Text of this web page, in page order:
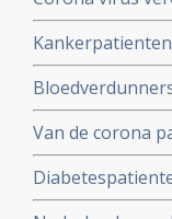
de ACE2-
onderzoekers
virus blijkt uit
corona virus die
hadden bij
Van de corona
32 procent
eerste